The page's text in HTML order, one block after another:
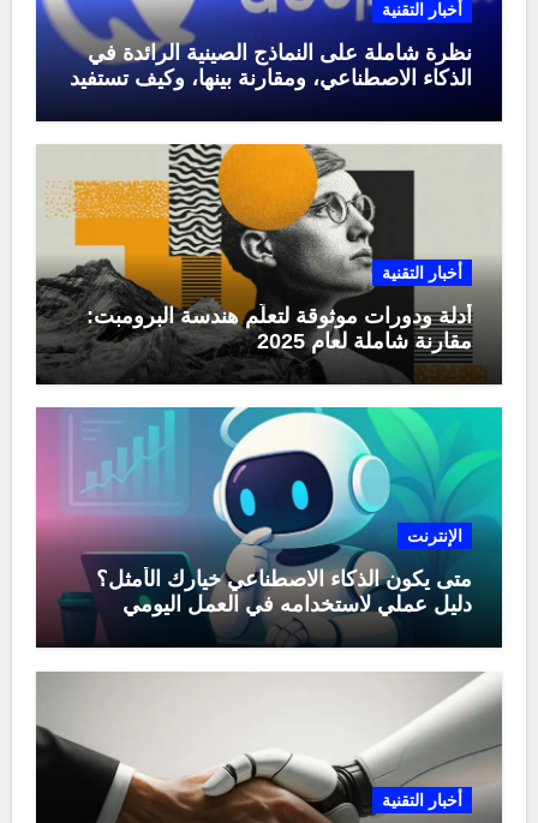
أخبار التقنية
نظرة شاملة على النماذج الصينية الرائدة في
الذكاء الاصطناعي، ومقارنة بينها، وكيف تستفيد
أخبار التقنية
أدلة ودورات موثوقة لتعلّم هندسة البرومبت:
مقارنة شاملة لعام 2025
الإنترنت
متى يكون الذكاء الاصطناعي خيارك الأمثل؟
دليل عملي لاستخدامه في العمل اليومي
أخبار التقنية